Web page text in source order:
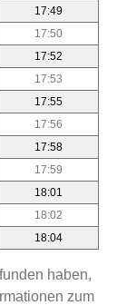
17:49
17:50
17:52
17:53
17:55
17:56
17:58
17:59
18:01
18:02
18:04
haben,
zum